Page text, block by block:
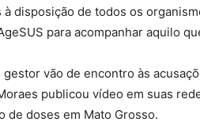
à disposição de todos os
para acompanhar aquilo
gestor vão de encontro às
publicou vídeo em suas
de doses em Mato Grosso.